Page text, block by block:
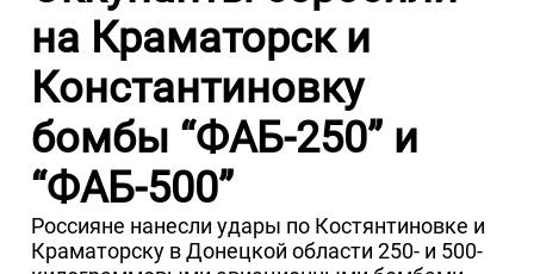
на Краматорск и
Константиновку
бомбы “ФАБ-250” и
“ФАБ-500”
Россияне нанесли удары по Костянтиновке и
Краматорску в Донецкой области 250- и 500-